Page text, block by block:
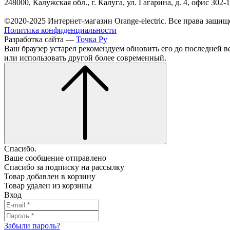
248000, Калужская обл., г. Калуга, ул. Гагарина, д. 4, офис 302-
©2020-2025 Интернет-магазин Orange-electric. Все права
Политика конфиденциальности
Разработка сайта — Точка Ру
Ваш браузер устарел рекомендуем обновить его до последней
или использовать другой более современный.
Спасибо.
Ваше сообщение отправлено
Спасибо за подписку на рассылку
Товар добавлен в корзину
Товар удален из корзины
Вход
Забыли пароль?